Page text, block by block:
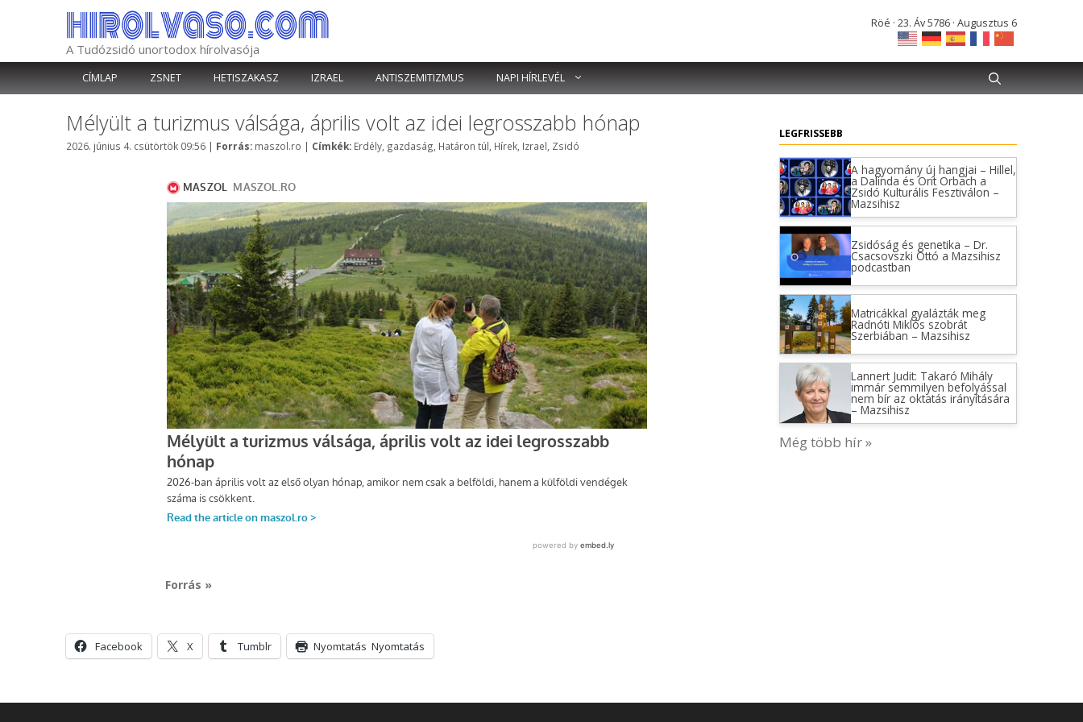
A Tudózsidó unortodox hírolvasója
Röé · 23. Áv 5786 · Augusztus 6
CÍMLAP ZSNET HETISZAKASZ IZRAEL ANTISZEMITIZMUS NAPI HÍRLEVÉL
Mélyült a turizmus válsága, április volt az idei legrosszabb hónap
2026. június 4. csütörtök 09:56 | Forrás: Kategória
maszol.ro | Címkék: Címkék
Erdély gazdaság Határon túl Hírek Izrael Zsidó
Forrás »
Facebook X Tumblr Nyomtatás Nyomtatás
LEGFRISSEBB
A hagyomány új hangjai – Hillel,
a Dalinda és Orit Orbach a
Zsidó Kulturális Fesztiválon –
Mazsihisz
Zsidóság és genetika – Dr.
Csacsovszki Ottó a Mazsihisz
podcastban
Matricákkal gyalázták meg
Radnóti Miklós szobrát
Szerbiában – Mazsihisz
Lannert Judit: Takaró Mihály
immár semmilyen befolyással
nem bír az oktatás irányítására
– Mazsihisz
Még több hír »